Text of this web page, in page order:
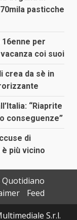
pasticche
per
coi suoi
crea da sè in
“Riaprite
conseguenze”
di
è più vicino
Quotidiano
Feed
S.r.l.